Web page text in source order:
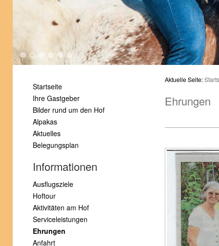
1 2 3 4 5 6
Startseite
Ihre Gastgeber
Bilder rund um den Hof
Alpakas
Aktuelles
Belegungsplan
Informationen
Ausflugsziele
Hoftour
Aktivitäten am Hof
Serviceleistungen
Ehrungen
Anfahrt
Aktuelle Seite:
Ehrungen